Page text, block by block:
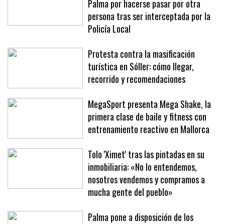
Detenida una masajista de la Playa de
Palma por hacerse pasar por otra
persona tras ser interceptada por la
Policía Local
Protesta contra la masificación
turística en Sóller: cómo llegar,
recorrido y recomendaciones
MegaSport presenta Mega Shake, la
primera clase de baile y fitness con
entrenamiento reactivo en Mallorca
Tolo 'Ximet' tras las pintadas en su
inmobiliaria: «No lo entendemos,
nosotros vendemos y compramos a
mucha gente del pueblo»